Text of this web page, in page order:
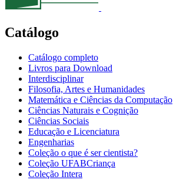
Catálogo
Catálogo completo
Livros para Download
Interdisciplinar
Filosofia, Artes e Humanidades
Matemática e Ciências da Computação
Ciências Naturais e Cognição
Ciências Sociais
Educação e Licenciatura
Engenharias
Coleção o que é ser cientista?
Coleção UFABCriança
Coleção Intera